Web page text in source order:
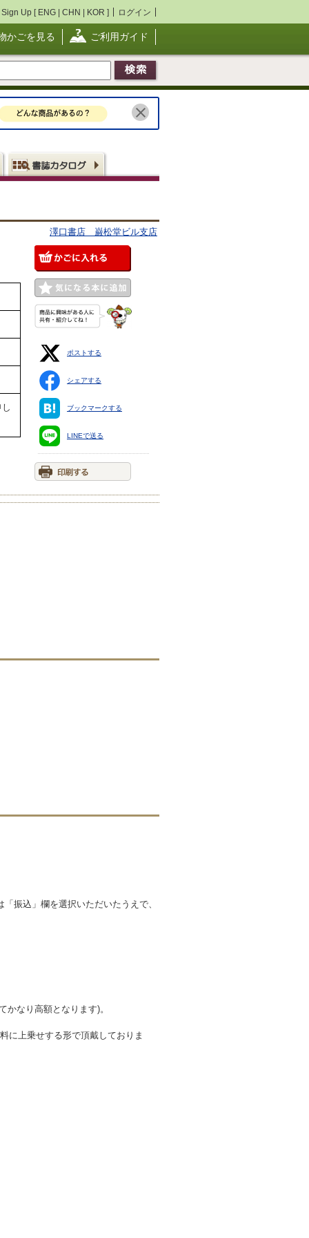
Sign Up [ ENG | CHN | KOR ] ログイン
かごを見る ご利用ガイド
澤口書店 巌松堂ビル支店
ポストする
シェアする
ブックマークする
LINEで送る
振込」欄を選択いただいたうえで、
なり高額となります)。
に上乗せする形で頂戴しておりま